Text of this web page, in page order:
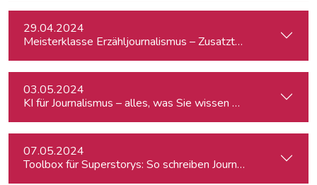
29.04.2024
Meisterklasse Erzähljournalismus – Zusatztermin
03.05.2024
KI für Journalismus – alles, was Sie wissen müssen
07.05.2024
Toolbox für Superstorys: So schreiben Journalist:innen